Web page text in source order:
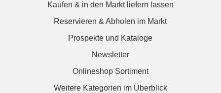
Kaufen & in den Markt liefern lassen
Reservieren & Abholen im Markt
Prospekte und Kataloge
Newsletter
Onlineshop Sortiment
Weitere Kategorien im Überblick